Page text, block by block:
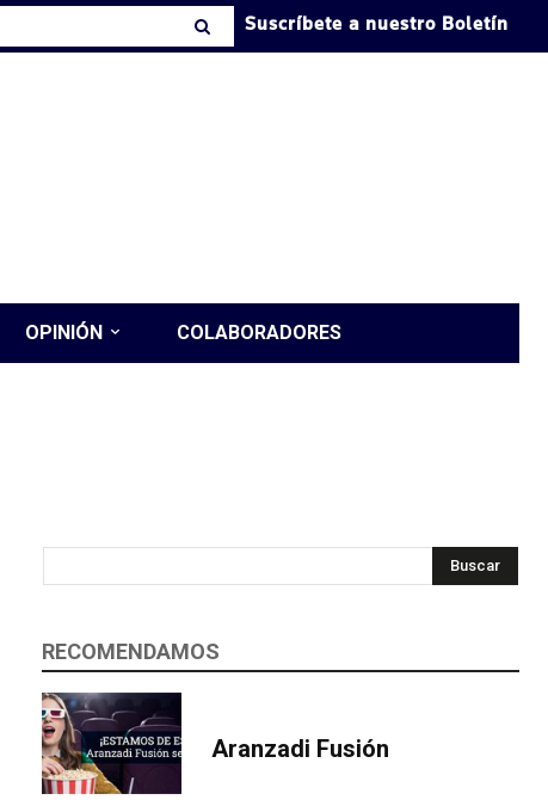
Suscríbete a nuestro Boletín
OPINIÓN COLABORADORES
Buscar
RECOMENDAMOS
Aranzadi Fusión